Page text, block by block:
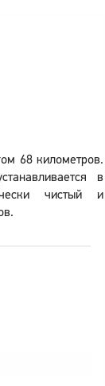
68 километров.
в
чистый и